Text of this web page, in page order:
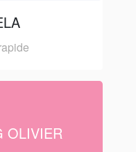
OLIVIER